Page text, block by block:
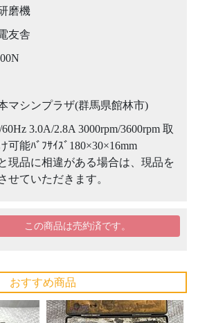
磨機
友舎
マシンプラザ(群馬県館林市)
3.0A/2.8A 3000rpm/3600rpm 取
可能ﾊﾞﾌｻｲｽﾞ180×30×16mm
現品に相違がある場合は、現品を
せていただきます。
この商品は売約済です。
おすすめ商品